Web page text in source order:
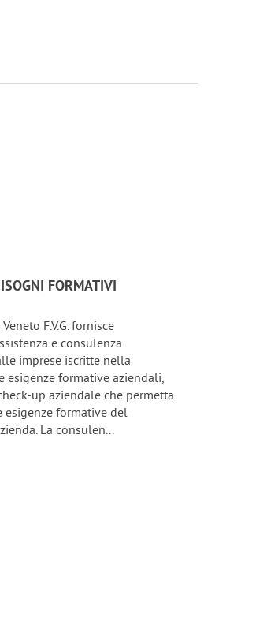
FORMATIVI
F.V.G. fornisce
e consulenza
imprese iscritte nella
formative aziendali,
up aziendale che permetta
esigenze formative del
La consulen...